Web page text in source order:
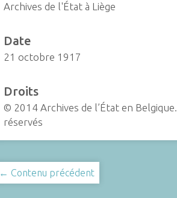
Archives de l'État à Liège
Date
21 octobre 1917
Droits
© 2014 Archives de l’État en
réservés
← Contenu précédent